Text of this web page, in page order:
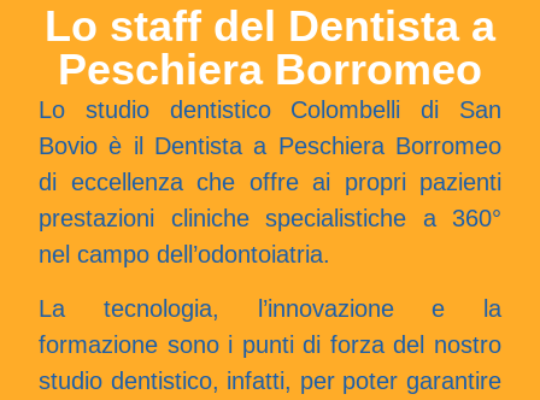
Lo staff del Dentista a
Peschiera Borromeo
Lo studio dentistico Colombelli di San
Bovio è il Dentista a Peschiera Borromeo
di eccellenza che offre ai propri pazienti
prestazioni cliniche specialistiche a 360°
nel campo dell’odontoiatria.
La tecnologia, l’innovazione e la
formazione sono i punti di forza del nostro
studio dentistico, infatti, per poter garantire